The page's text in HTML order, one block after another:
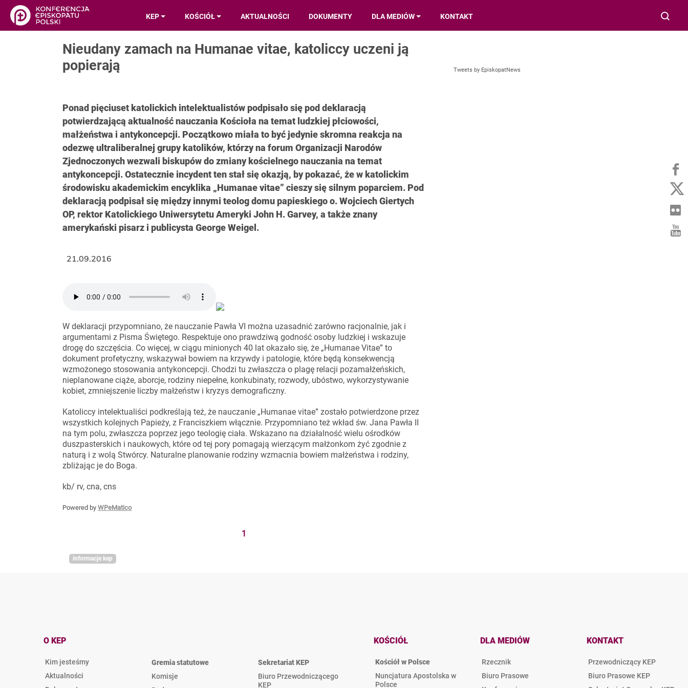
KEP KOŚCIÓŁ AKTUALNOŚCI DOKUMENTY DLA MEDIÓW KONTAKT
Nieudany zamach na Humanae vitae, katoliccy uczeni ją
popierają
Ponad pięciuset katolickich intelektualistów podpisało się pod deklaracją
potwierdzającą aktualność nauczania Kościoła na temat ludzkiej płciowości,
małżeństwa i antykoncepcji. Początkowo miała to być jedynie skromna reakcja na
odezwę ultraliberalnej grupy katolików, którzy na forum Organizacji Narodów
Zjednoczonych wezwali biskupów do zmiany kościelnego nauczania na temat
antykoncepcji. Ostatecznie incydent ten stał się okazją, by pokazać, że w katolickim
środowisku akademickim encyklika „Humanae vitae” cieszy się silnym poparciem. Pod
deklaracją podpisał się między innymi teolog domu papieskiego o. Wojciech Giertych
OP, rektor Katolickiego Uniwersytetu Ameryki John H. Garvey, a także znany
amerykański pisarz i publicysta George Weigel.
W deklaracji przypomniano, że nauczanie Pawła VI można uzasadnić zarówno racjonalnie, jak i
argumentami z Pisma Świętego. Respektuje ono prawdziwą godność osoby ludzkiej i wskazuje
drogę do szczęścia. Co więcej, w ciągu minionych 40 lat okazało się, że „Humanae Vitae” to
dokument profetyczny, wskazywał bowiem na krzywdy i patologie, które będą konsekwencją
wzmożonego stosowania antykoncepcji. Chodzi tu zwłaszcza o plagę relacji pozamałżeńskich,
nieplanowane ciąże, aborcje, rodziny niepełne, konkubinaty, rozwody, ubóstwo, wykorzystywanie
kobiet, zmniejszenie liczby małżeństw i kryzys demograficzny.
Katoliccy intelektualiści podkreślają też, że nauczanie „Humanae vitae” zostało potwierdzone przez
wszystkich kolejnych Papieży, z Franciszkiem włącznie. Przypomniano też wkład św. Jana Pawła II
na tym polu, zwłaszcza poprzez jego teologię ciała. Wskazano na działalność wielu ośrodków
duszpasterskich i naukowych, które od tej pory pomagają wierzącym małżonkom żyć zgodnie z
naturą i z wolą Stwórcy. Naturalne planowanie rodziny wzmacnia bowiem małżeństwa i rodziny,
zbliżając je do Boga.
kb/ rv, cna, cns
Powered by WPeMatico
1
21.09.2016
informacje kep
Tweets by EpiskopatNews
O KEP
Kim jesteśmy
Aktualności
Gremia statutowe
Komisje
Sekretariat KEP
Biuro Przewodniczącego
KEP
KOŚCIÓŁ
Kościół w Polsce
Nuncjatura Apostolska w
Polsce
DLA MEDIÓW
Rzecznik
Biuro Prasowe
KONTAKT
Przewodniczący KEP
Biuro Prasowe KEP